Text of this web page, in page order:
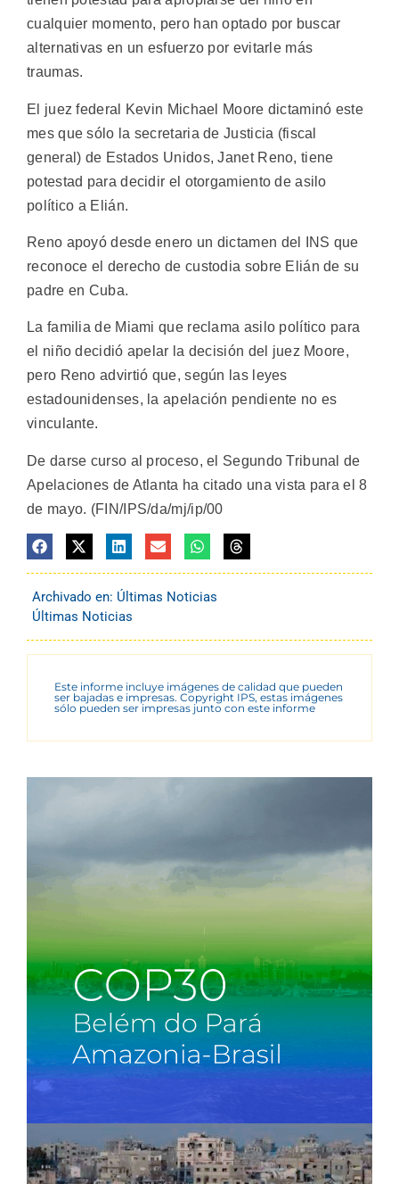
cualquier momento, pero han optado por buscar
alternativas en un esfuerzo por evitarle más
traumas.
El juez federal Kevin Michael Moore dictaminó este
mes que sólo la secretaria de Justicia (fiscal
general) de Estados Unidos, Janet Reno, tiene
potestad para decidir el otorgamiento de asilo
político a Elián.
Reno apoyó desde enero un dictamen del INS que
reconoce el derecho de custodia sobre Elián de su
padre en Cuba.
La familia de Miami que reclama asilo político para
el niño decidió apelar la decisión del juez Moore,
pero Reno advirtió que, según las leyes
estadounidenses, la apelación pendiente no es
vinculante.
De darse curso al proceso, el Segundo Tribunal de
Apelaciones de Atlanta ha citado una vista para el 8
de mayo. (FIN/IPS/da/mj/ip/00
Archivado en: Últimas Noticias
Últimas Noticias
Este informe incluye imágenes de calidad que pueden
ser bajadas e impresas. Copyright IPS, estas imágenes
sólo pueden ser impresas junto con este informe